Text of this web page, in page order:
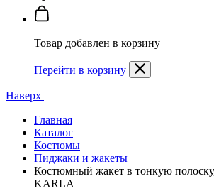
Товар добавлен в корзину
Перейти в корзину
Наверх
Главная
Каталог
Костюмы
Пиджаки и жакеты
Костюмный жакет в тонкую
KARLA